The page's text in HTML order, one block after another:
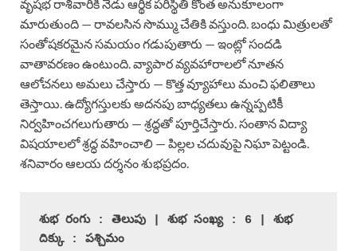
వృషభ రాశివారికి నేడు ఆర్థిక పరిస్థితి కొంత అనుకూలంగా
మారుతుంది — రావలసిన సొమ్ము చేతికి వస్తుంది. బంధు మిత్రులతో
సంతోషకరమైన సమయం గడుపుతారు — ఇంట్లో సందడి
వాతావరణం ఉంటుంది. వ్యాపార వ్యవహారాలలో నూతన
ఆలోచనలు అమలు చేస్తారు — కొత్త వ్యూహాలు మంచి ఫలితాలు
తెస్తాయి. ఉద్యోగస్తులకు అదనపు బాధ్యతలు ఉన్నప్పటికీ
నిర్వహించగలుగుతారు — శ్రద్ధతో పూర్తిచేస్తారు. సంతాన విద్యా
విషయాలలో శ్రద్ధ వహించాలి — పిల్లల చదువుపై నిఘా పెట్టండి.
శనివారం ఆలయ దర్శనం శుభప్రదం.
శుభ రంగు : తెలుపు | శుభ సంఖ్య : 6 | శుభ
దిక్కు : పశ్చిమం